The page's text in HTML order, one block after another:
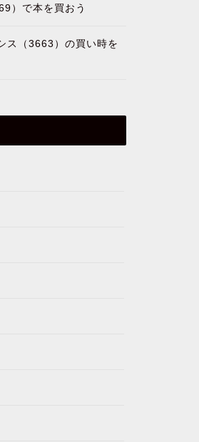
）で本を買おう
ス（3663）の買い時を